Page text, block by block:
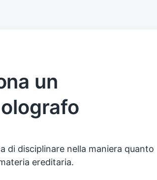
un
di disciplinare nella maniera quanto
ereditaria.